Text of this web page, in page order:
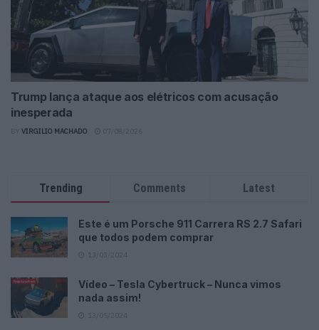
Trump lança ataque aos elétricos com acusação
inesperada
VIRGILIO MACHADO
Trending Comments Latest
Este é um Porsche 911 Carrera RS 2.7 Safari
que todos podem comprar
Vídeo – Tesla Cybertruck – Nunca vimos
nada assim!